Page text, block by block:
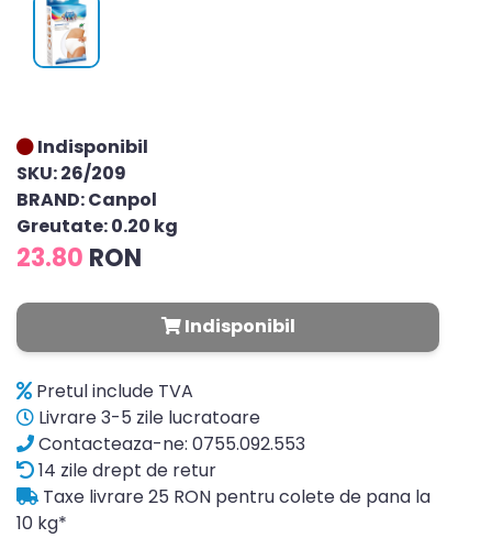
Indisponibil
SKU: 26/209
BRAND: Canpol
Greutate: 0.20 kg
23.80 RON
Indisponibil
Pretul include TVA
Livrare 3-5 zile lucratoare
Contacteaza-ne: 0755.092.553
14 zile drept de retur
Taxe livrare 25 RON pentru colete de pana la
10 kg*